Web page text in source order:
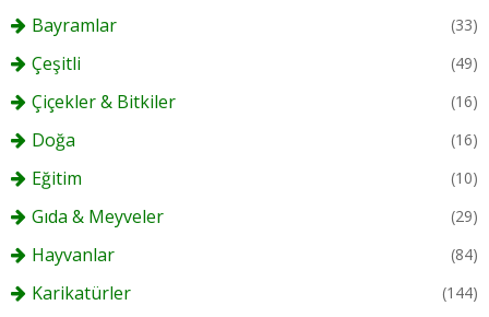
Bayramlar (33)
Çeşitli (49)
Çiçekler & Bitkiler (16)
Doğa (16)
Eğitim (10)
Gıda & Meyveler (29)
Hayvanlar (84)
Karikatürler (144)